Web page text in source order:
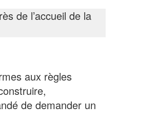
de l’accueil de la
aux règles
de demander un